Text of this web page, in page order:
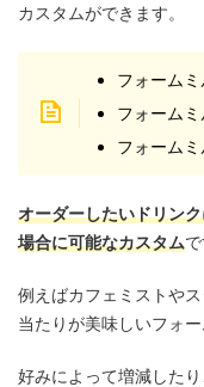
カスタムができます。
フォーム
フォーム
フォーム
オーダーしたいドリン
場合に可能なカスタムで
例えばカフェミストや
当たりが美味しいフォ
好みによって増減した